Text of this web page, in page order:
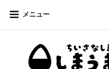
メニュー